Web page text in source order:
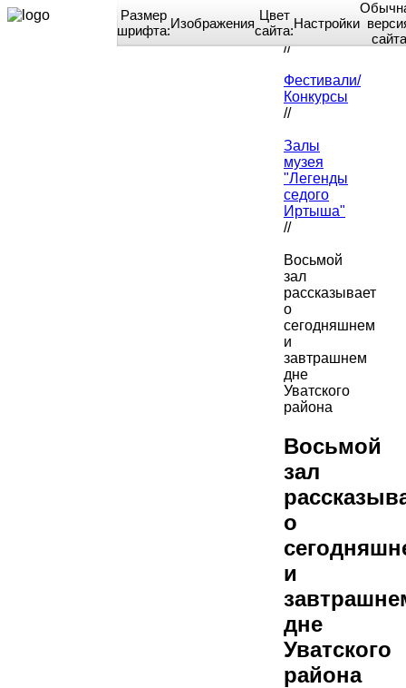
Home
//
Фестивали/
Конкурсы
//
Залы
музея
"Легенды
седого
Иртыша"
//
Восьмой
зал
рассказывает
о
сегодняшнем
и
завтрашнем
дне
Уватского
района
Восьмой
зал
о
и
дне
Уватского
района
Размер
шрифта:Изображения
Цвет
сайта:Настройки
сайта